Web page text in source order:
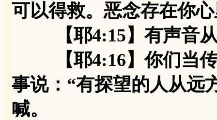
可以得救。恶念存在你
【耶4:15】有声音从
【耶4:16】你们当传
事说：“有探望的人从远
喊。